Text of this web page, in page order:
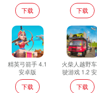
下载
下载
精英弓箭手 4.1
安卓版
下载
火柴人越野
驶游戏 1.2
版
下载